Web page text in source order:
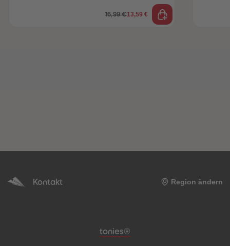
16,99 €13,59 €
Kontakt Region ändern
Meta-Navigation Footer
tonies®